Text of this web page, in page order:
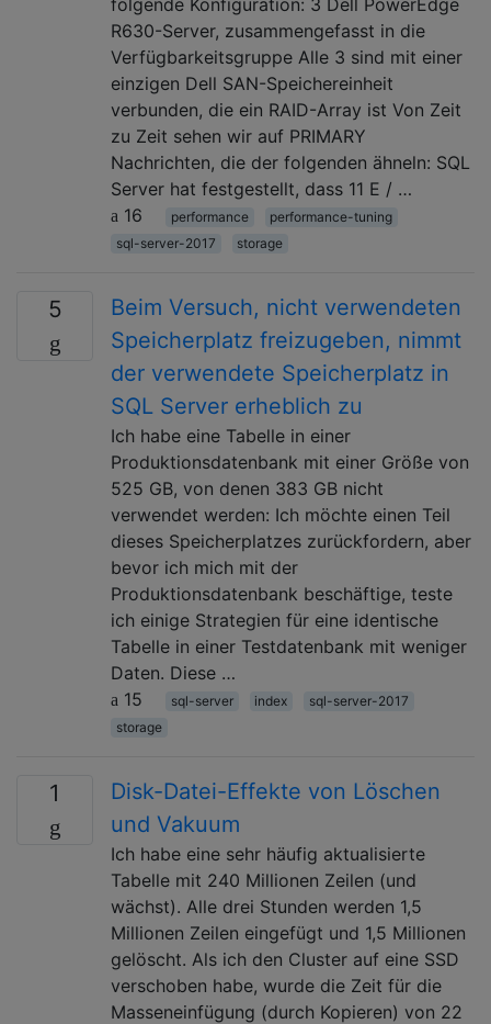
R630-Server, zusammengefasst in die
Verfügbarkeitsgruppe Alle 3 sind mit einer
einzigen Dell SAN-Speichereinheit
verbunden, die ein RAID-Array ist Von Zeit
zu Zeit sehen wir auf PRIMARY
Nachrichten, die der folgenden ähneln: SQL
Server hat festgestellt, dass 11 E / …
16
performance
performance-tuning
sql-server-2017
storage
5
Beim Versuch, nicht verwendeten
Speicherplatz freizugeben, nimmt
der verwendete Speicherplatz in
SQL Server erheblich zu
Ich habe eine Tabelle in einer
Produktionsdatenbank mit einer Größe von
525 GB, von denen 383 GB nicht
verwendet werden: Ich möchte einen Teil
dieses Speicherplatzes zurückfordern, aber
bevor ich mich mit der
Produktionsdatenbank beschäftige, teste
ich einige Strategien für eine identische
Tabelle in einer Testdatenbank mit weniger
Daten. Diese …
15
sql-server index
sql-server-2017
storage
1
Disk-Datei-Effekte von Löschen
und Vakuum
Ich habe eine sehr häufig aktualisierte
Tabelle mit 240 Millionen Zeilen (und
wächst). Alle drei Stunden werden 1,5
Millionen Zeilen eingefügt und 1,5 Millionen
gelöscht. Als ich den Cluster auf eine SSD
verschoben habe, wurde die Zeit für die
Masseneinfügung (durch Kopieren) von 22